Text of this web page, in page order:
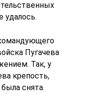
удалось.
Пугачева
Так, у
крепость,
снята.